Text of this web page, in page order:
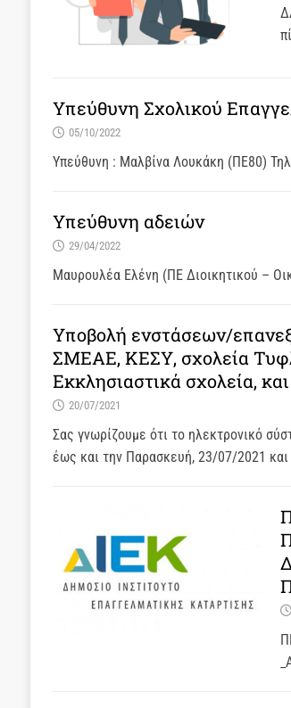
Υπεύθυνη Σχολικού
05/10/2022
Υπεύθυνη : Μαλβίνα Λουκάκη (ΠΕ80)
Υπεύθυνη αδειών
29/04/2022
Μαυρουλέα Ελένη (ΠΕ Διοικητικού –
Υποβολή ενστάσεων/
ΣΜΕΑΕ, ΚΕΣΥ, σχολεία
Εκκλησιαστικά σχολεία,
20/07/2021
Σας γνωρίζουμε ότι το ηλεκτρονικό
έως και την Παρασκευή, 23/07/2021